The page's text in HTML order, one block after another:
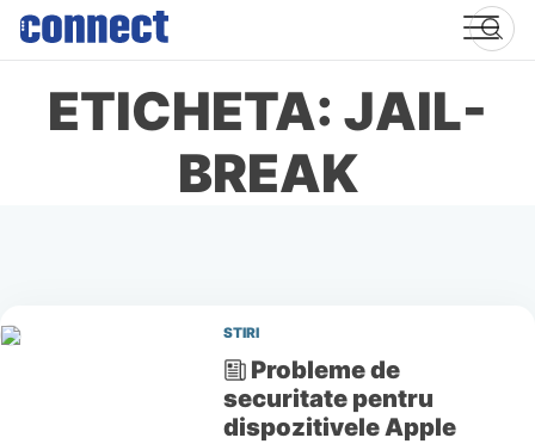
Skip
content
ETICHETA: JAIL-
BREAK
STIRI
Probleme de
securitate pentru
dispozitivele Apple